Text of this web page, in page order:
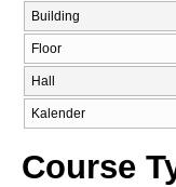
Building
Floor
Hall
Kalender
Course